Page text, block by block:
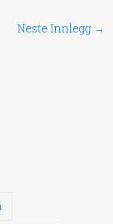
Neste Innlegg →